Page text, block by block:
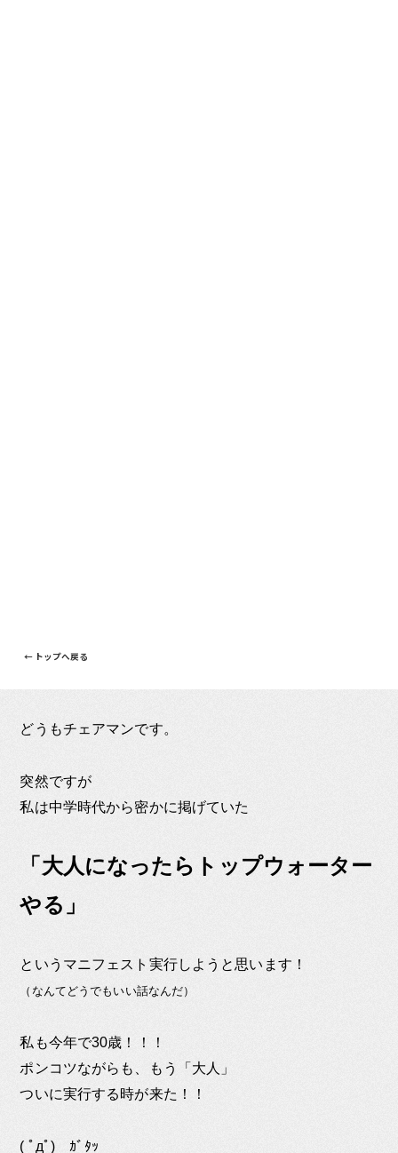
← トップへ戻る
どうもチェアマンです。
突然ですが
私は中学時代から密かに掲げていた
「大人になったらトップウォーター
やる」
というマニフェスト実行しようと思います！
（なんてどうでもいい話なんだ）
私も今年で30歳！！！
ポンコツながらも、もう「大人」
ついに実行する時が来た！！
( ﾟдﾟ) ｶﾞﾀｯ